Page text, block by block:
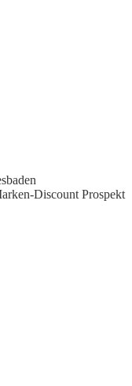
Discount Prospekt